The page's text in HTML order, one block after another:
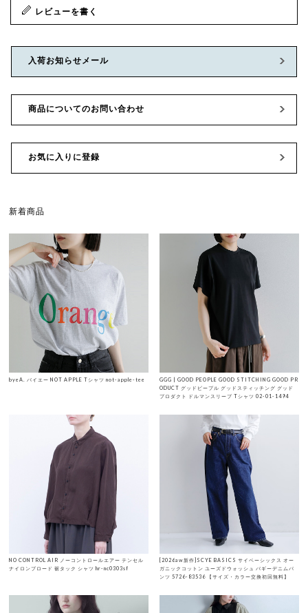
レビューを書く
入荷お知らせメール
商品についてのお問い合わせ
お気に入りに登録
新着商品
byeA. バイエー NOT APPLE Tシャツ not-apple-tee
GGG | GOOD PEOPLE GOOD STITCHING GOOD PR
ODUCT グッドピープル グッドスティッチング グッド
プロダクト ドルマンスリーブ Tシャツ 02-01-1494
NO CONTROL AIR ノーコントロールエアー テンセル
ナイロンブロード 裾タック シャツ hr-nc0303sf
[2026aw新作]SCYE BASICS サイベーシックス オー
ガニックコットン ユーズドウォッシュ バギーデニムパ
ンツ 5726-83536 【サイズ・カラー交換初回無料】